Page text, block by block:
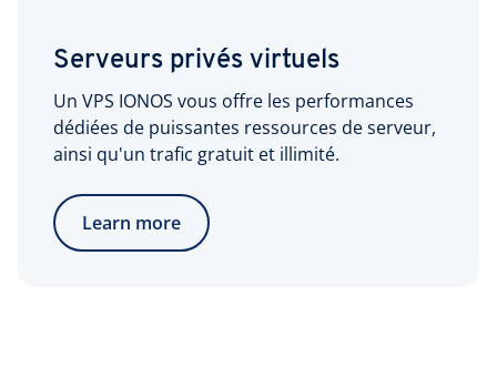
Serveurs privés virtuels
Un VPS IONOS vous offre les performances
dédiées de puissantes ressources de serveur,
ainsi qu'un trafic gratuit et illimité.
Learn more